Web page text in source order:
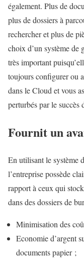
également. Plus de
plus de dossiers à
rechercher et plus de
choix d’un système de
très important
toujours configurer ou
dans le Cloud et vous
perturbés par le succès
Fournit un
En utilisant le système
l’entreprise possède
rapport à ceux qui
dans des dossiers de
Minimisation des
Economie d’argent
documents papier ;